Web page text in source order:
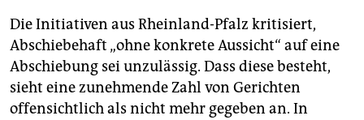
Die Initiativen aus Rheinland-Pfalz kritisiert,
Abschiebehaft „ohne konkrete Aussicht“ auf eine
Abschiebung sei unzulässig. Dass diese besteht,
sieht eine zunehmende Zahl von Gerichten
offensichtlich als nicht mehr gegeben an. In